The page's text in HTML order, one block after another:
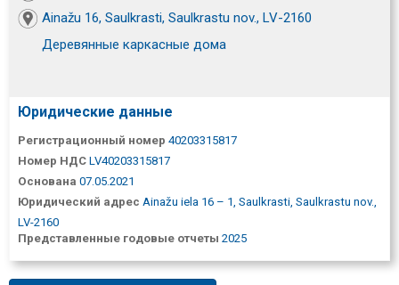
Ainažu 16, Saulkrasti, Saulkrastu nov., LV-2160
Деревянные каркасные дома
Юридические данные
Регистрационный номер 40203315817
Номер НДС LV40203315817
Основана 07.05.2021
Юридический адрес Ainažu iela 16 – 1, Saulkrasti, Saulkrastu nov.,
LV-2160
Представленные годовые отчеты 2025